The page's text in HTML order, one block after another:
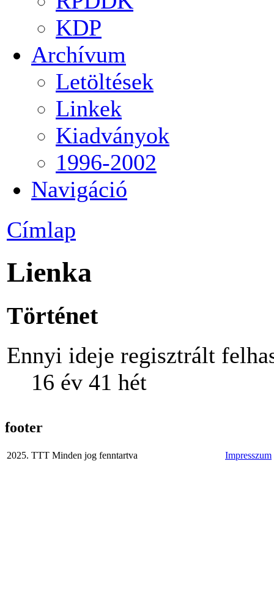
KDP
Archívum
Letöltések
Linkek
Kiadványok
1996-2002
Navigáció
Címlap
Lienka
Történet
Ennyi ideje regisztrált
16 év 41 hét
footer
2025. TTT Minden jog fenntartva Impresszum